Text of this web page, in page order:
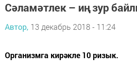
Сәламәтлек – иң зур
Автор, 13 декабрь 2018 - 11:24
Организмга кирәкле 10 ризык.